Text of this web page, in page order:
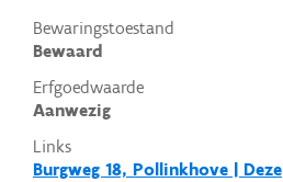
Bewaringstoestand
Bewaard
Erfgoedwaarde
Aanwezig
Links
Burgweg 18, Pollinkhove | Deze